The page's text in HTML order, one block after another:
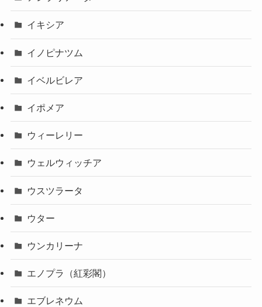
イキシア
イノピナツム
イベルビレア
イポメア
ウィーレリー
ウェルウィッチア
ウスツラータ
ウター
ウンカリーナ
エノプラ（紅彩閣）
エブレネウム